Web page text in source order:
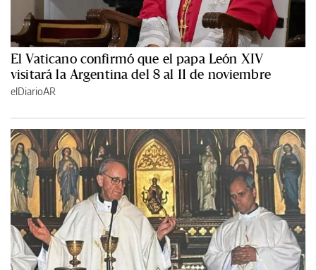
El Vaticano confirmó que el papa León XIV
visitará la Argentina del 8 al 11 de noviembre
elDiarioAR